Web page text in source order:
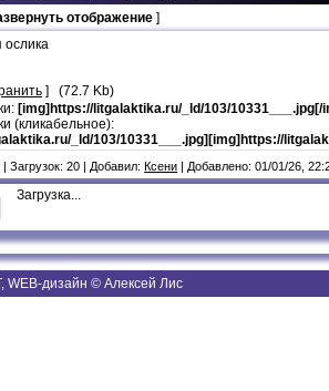
отображение ]
ослика
] (72.7 Kb)
[img]https://litgalaktika.ru/_ld/103/10331___.jpg[/
(кликабельное):
_ld/103/10331___.jpg][img]https://
Загрузок: 20 | Добавил:Ксени | Добавлено: 01/01/26,
Загрузка...
дизайн © Алексей Лис